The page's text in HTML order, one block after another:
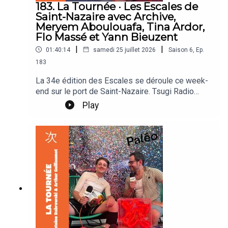
183. La Tournée · Les Escales de
Saint-Nazaire avec Archive,
Meryem Aboulouafa, Tina Ardor,
Flo Massé et Yann Bieuzent
01:40:14 | samedi 25 juillet 2026 | Saison 6 Ep.
183
La 34e édition des Escales se déroule ce week-
end sur le port de Saint-Nazaire. Tsugi Radio
pose ses micros sur les quais de l'île du Petit-
Maroc hôte du festival le petit quartier vit au
Angèle Chatelier et LENPARROT reçoivent sur le
plateau Archive, Meryem Aboulouafa, Tina Ardor,
Flo Massé et Yann Bieuzent, directeur du festival.
Play